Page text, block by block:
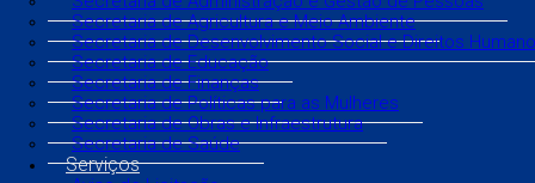
Secretaria de Agricultura e Meio Ambiente
Secretaria de Desenvolvimento Social e Direitos
Secretaria de Educação
Secretaria de Finanças
Secretaria de Políticas para as Mulheres
Secretaria de Obras e Infraestrutura
Secretaria de Saúde
Serviços